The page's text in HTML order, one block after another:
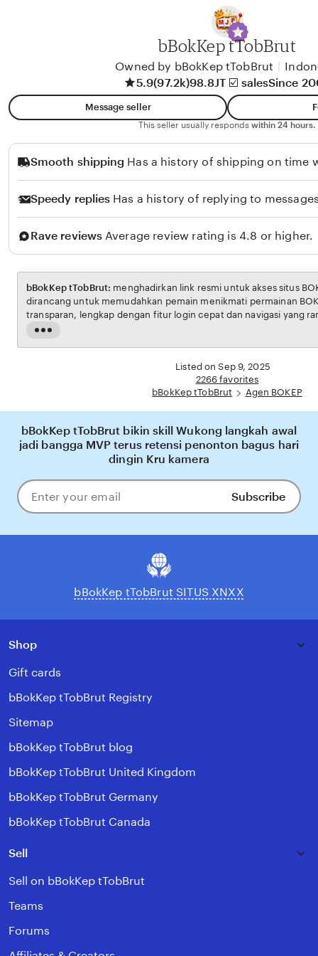
l
o
bBokKep tTobBrut
Owned by bBokKep tTobBrut
5.9(97.2k)98.8JT ☑️ salesSince
Message seller
This seller usually responds within 24 hours.
Smooth shipping Has a history of shipping on time
Speedy replies Has a history of replying to
Rave reviews Average review rating is 4.8 or higher.
Read
the
bBokKep tTobBrut:
dirancang untuk memudahkan pemain menikmati permainan BOKEP dengan aman dan
transparan, lengkap dengan fitur login cepat dan navigasi yang ramah pengguna. Setiap
transaksi dijamin aman, sementara update hasil dan informasi permainan selalu tersedia
pecinta BOKEP online di Indonesia.Listed on Sep 9, 2025
2266 favorites
bBokKep tTobBrut
Agen BOKEP
bBokKep tTobBrut bikin skill Wukong langkah awal
jadi bangga MVP terus retensi penonton bagus hari
dingin Kru kamera
Enter
your
Subscribe
bBokKep tTobBrut SITUS XNXX
Shop
Gift cards
bBokKep tTobBrut Registry
Sitemap
bBokKep tTobBrut blog
bBokKep tTobBrut United Kingdom
bBokKep tTobBrut Germany
bBokKep tTobBrut Canada
Sell
Sell on bBokKep tTobBrut
Teams
Forums